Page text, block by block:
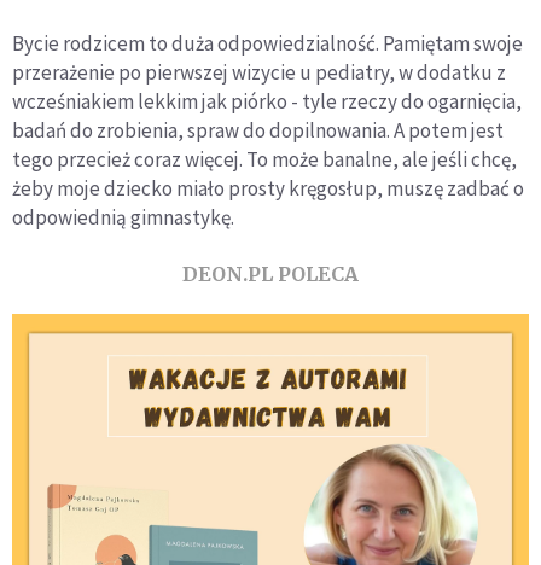
Bycie rodzicem to duża odpowiedzialność. Pamiętam swoje
przerażenie po pierwszej wizycie u pediatry, w dodatku z
wcześniakiem lekkim jak piórko - tyle rzeczy do ogarnięcia,
badań do zrobienia, spraw do dopilnowania. A potem jest
tego przecież coraz więcej. To może banalne, ale jeśli chcę,
żeby moje dziecko miało prosty kręgosłup, muszę zadbać o
odpowiednią gimnastykę.
DEON.PL POLECA